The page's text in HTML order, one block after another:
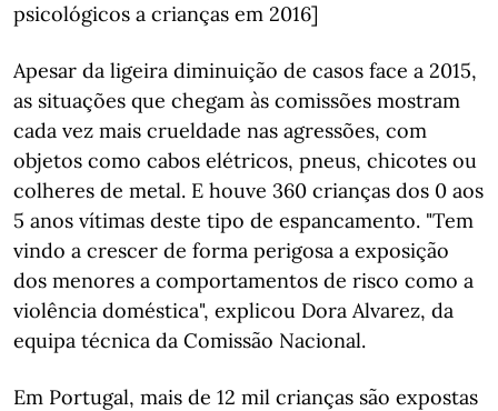
psicológicos a crianças em 2016]
Apesar da ligeira diminuição de casos face a 2015,
as situações que chegam às comissões mostram
cada vez mais crueldade nas agressões, com
objetos como cabos elétricos, pneus, chicotes ou
colheres de metal. E houve 360 crianças dos 0 aos
5 anos vítimas deste tipo de espancamento. "Tem
vindo a crescer de forma perigosa a exposição
dos menores a comportamentos de risco como a
violência doméstica", explicou Dora Alvarez, da
equipa técnica da Comissão Nacional.
Em Portugal, mais de 12 mil crianças são expostas